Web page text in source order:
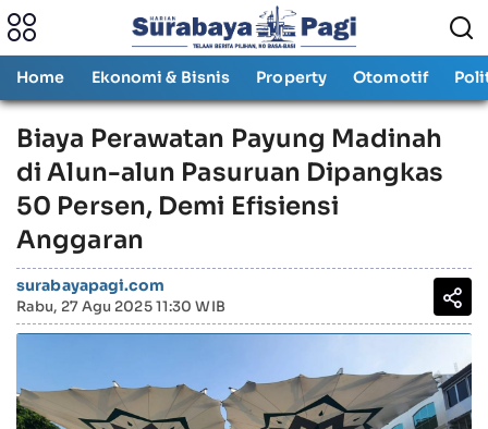
Home Ekonomi & Bisnis Property Otomotif
Biaya Perawatan Payung Madinah
di Alun-alun Pasuruan Dipangkas
50 Persen, Demi Efisiensi
Anggaran
surabayapagi.com
Rabu, 27 Agu 2025 11:30 WIB